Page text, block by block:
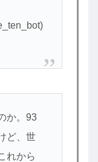
か。93
ど、世
れから